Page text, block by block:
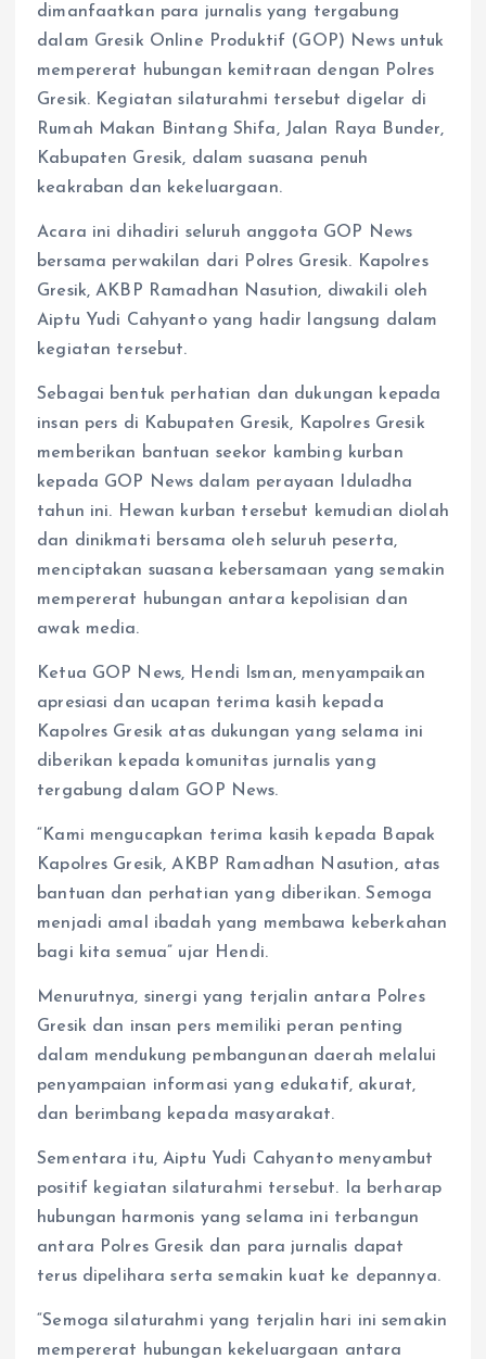
dimanfaatkan para jurnalis yang tergabung
dalam Gresik Online Produktif (GOP) News untuk
mempererat hubungan kemitraan dengan Polres
Gresik. Kegiatan silaturahmi tersebut digelar di
Rumah Makan Bintang Shifa, Jalan Raya Bunder,
Kabupaten Gresik, dalam suasana penuh
keakraban dan kekeluargaan.
Acara ini dihadiri seluruh anggota GOP News
bersama perwakilan dari Polres Gresik. Kapolres
Gresik, AKBP Ramadhan Nasution, diwakili oleh
Aiptu Yudi Cahyanto yang hadir langsung dalam
kegiatan tersebut.
Sebagai bentuk perhatian dan dukungan kepada
insan pers di Kabupaten Gresik, Kapolres Gresik
memberikan bantuan seekor kambing kurban
kepada GOP News dalam perayaan Iduladha
tahun ini. Hewan kurban tersebut kemudian diolah
dan dinikmati bersama oleh seluruh peserta,
menciptakan suasana kebersamaan yang semakin
mempererat hubungan antara kepolisian dan
awak media.
Ketua GOP News, Hendi Isman, menyampaikan
apresiasi dan ucapan terima kasih kepada
Kapolres Gresik atas dukungan yang selama ini
diberikan kepada komunitas jurnalis yang
tergabung dalam GOP News.
“Kami mengucapkan terima kasih kepada Bapak
Kapolres Gresik, AKBP Ramadhan Nasution, atas
bantuan dan perhatian yang diberikan. Semoga
menjadi amal ibadah yang membawa keberkahan
bagi kita semua” ujar Hendi.
Menurutnya, sinergi yang terjalin antara Polres
Gresik dan insan pers memiliki peran penting
dalam mendukung pembangunan daerah melalui
penyampaian informasi yang edukatif, akurat,
dan berimbang kepada masyarakat.
Sementara itu, Aiptu Yudi Cahyanto menyambut
positif kegiatan silaturahmi tersebut. Ia berharap
hubungan harmonis yang selama ini terbangun
antara Polres Gresik dan para jurnalis dapat
terus dipelihara serta semakin kuat ke depannya.
“Semoga silaturahmi yang terjalin hari ini semakin
mempererat hubungan kekeluargaan antara